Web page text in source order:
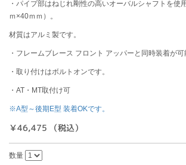
・パイプ部はねじれ剛性の高いオーバルシャフトを使
ｍ×40ｍｍ）。
材質はアルミ製です。
・フレームブレース フロント アッパーと同時装着が可
・取り付けはボルトオンです。
・AT・MT取付け可
※A型～後期E型 装着OKです。
￥46,475 （税込）
数量